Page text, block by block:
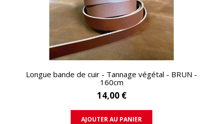
APERÇU RAPIDE
Longue bande de cuir - Tannage végétal - BRUN -
160cm
14,00 €
AJOUTER AU PANIER